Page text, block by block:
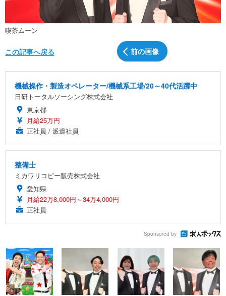
喫茶ムーン
前の画像
この記事へ戻る
機械操作・製造オペレーター/機械系工場/20～40代活躍中
日研トータルソーシング株式会社
東京都
月給25万円
正社員 / 派遣社員
整備士
ミカワリコピー販売株式会社
愛知県
月給22万8,000円～34万4,000円
正社員
Sponsored by